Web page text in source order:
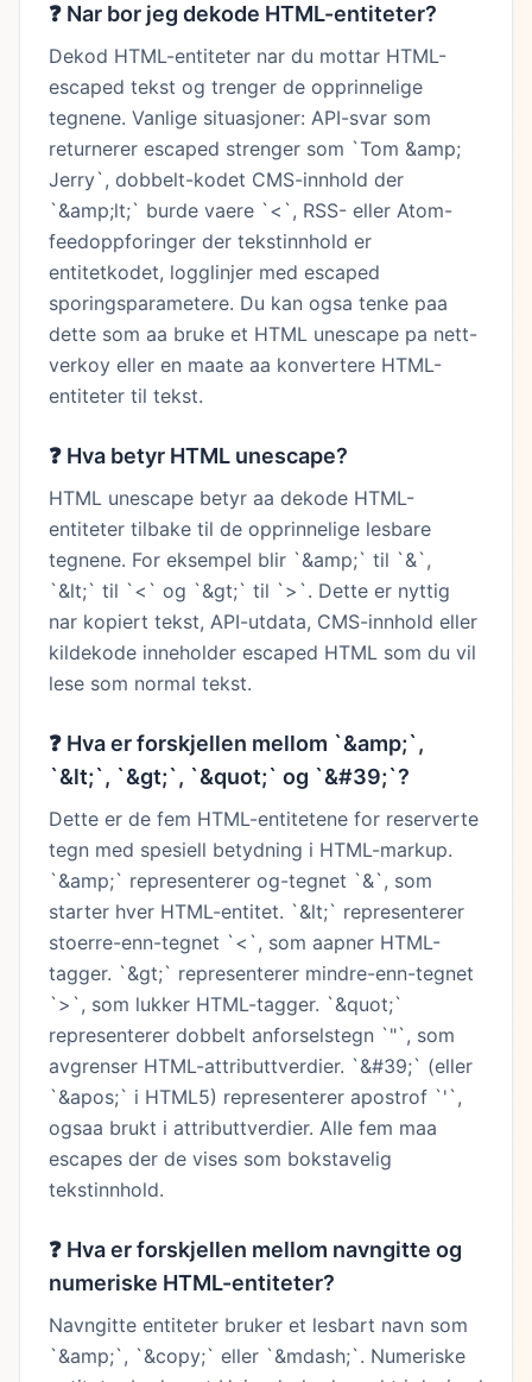
❓ Nar bor jeg dekode HTML-entiteter?
Dekod HTML-entiteter nar du mottar HTML-
escaped tekst og trenger de opprinnelige
tegnene. Vanlige situasjoner: API-svar som
returnerer escaped strenger som `Tom &amp;
Jerry`, dobbelt-kodet CMS-innhold der
`&amp;lt;` burde vaere `<`, RSS- eller Atom-
feedoppforinger der tekstinnhold er
entitetkodet, logglinjer med escaped
sporingsparametere. Du kan ogsa tenke paa
dette som aa bruke et HTML unescape pa nett-
verkoy eller en maate aa konvertere HTML-
entiteter til tekst.
❓ Hva betyr HTML unescape?
HTML unescape betyr aa dekode HTML-
entiteter tilbake til de opprinnelige lesbare
tegnene. For eksempel blir `&amp;` til `&`,
`&lt;` til `<` og `&gt;` til `>`. Dette er nyttig
nar kopiert tekst, API-utdata, CMS-innhold eller
kildekode inneholder escaped HTML som du vil
lese som normal tekst.
❓ Hva er forskjellen mellom `&amp;`,
`&lt;`, `&gt;`, `&quot;` og `&#39;`?
Dette er de fem HTML-entitetene for reserverte
tegn med spesiell betydning i HTML-markup.
`&amp;` representerer og-tegnet `&`, som
starter hver HTML-entitet. `&lt;` representerer
stoerre-enn-tegnet `<`, som aapner HTML-
tagger. `&gt;` representerer mindre-enn-tegnet
`>`, som lukker HTML-tagger. `&quot;`
representerer dobbelt anforselstegn `"`, som
avgrenser HTML-attributtverdier. `&#39;` (eller
`&apos;` i HTML5) representerer apostrof `'`,
ogsaa brukt i attributtverdier. Alle fem maa
escapes der de vises som bokstavelig
tekstinnhold.
❓ Hva er forskjellen mellom navngitte og
numeriske HTML-entiteter?
Navngitte entiteter bruker et lesbart navn som
`&amp;`, `&copy;` eller `&mdash;`. Numeriske